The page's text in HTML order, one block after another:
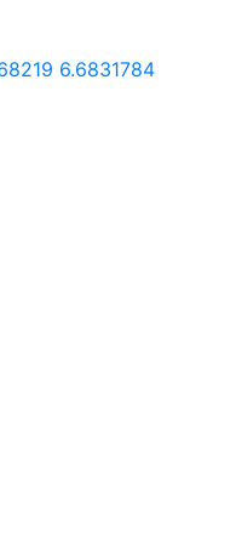
6.6831784